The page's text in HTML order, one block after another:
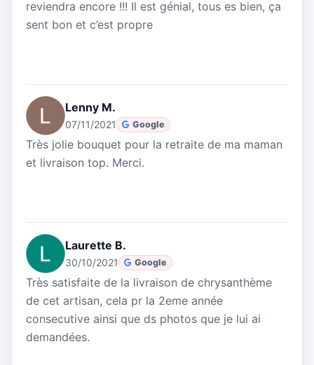
reviendra encore !!! Il est génial, tous es bien, ça
sent bon et c’est propre
Lenny M.
07/11/2021 Google
Très jolie bouquet pour la retraite de ma maman
et livraison top. Merci.
Laurette B.
30/10/2021 Google
Très satisfaite de la livraison de chrysanthème
de cet artisan, cela pr la 2eme année
consecutive ainsi que ds photos que je lui ai
demandées.